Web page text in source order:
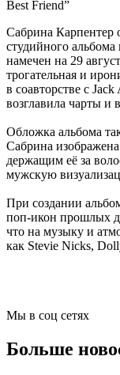
Сабрина Карпентер
студийного альбома
намечен на 29
трогательная и
в соавторстве с
возглавила чарты и
Обложка альбома
Сабрина
держащим её за
мужскую
При создании
поп-икон прошлых
что на музыку и
как Stevie Nicks,
Мы в соц сетях
Больше